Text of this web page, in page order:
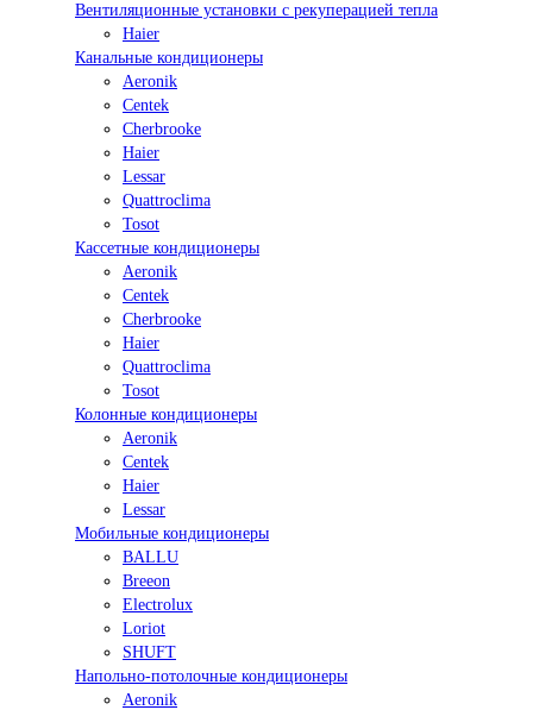
Вентиляционные установки с рекуперацией тепла
Haier
Канальные кондиционеры
Aeronik
Centek
Cherbrooke
Haier
Lessar
Quattroclima
Tosot
Кассетные кондиционеры
Aeronik
Centek
Cherbrooke
Haier
Quattroclima
Tosot
Колонные кондиционеры
Aeronik
Centek
Haier
Lessar
Мобильные кондиционеры
BALLU
Breeon
Electrolux
Loriot
SHUFT
Напольно-потолочные кондиционеры
Aeronik